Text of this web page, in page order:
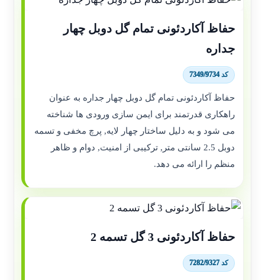
حفاظ آکاردئونی تمام گل دوبل چهار
جداره
کد 7349/9734
حفاظ آکاردئونی تمام گل دوبل چهار جداره به عنوان
راهکاری قدرتمند برای ایمن سازی ورودی ها شناخته
می شود و به دلیل ساختار چهار لایه, پرچ مخفی و تسمه
دوبل 2.5 سانتی متر, ترکیبی از امنیت, دوام و ظاهر
منظم را ارائه می دهد.
حفاظ آکاردئونی 3 گل تسمه 2
کد 7282/9327